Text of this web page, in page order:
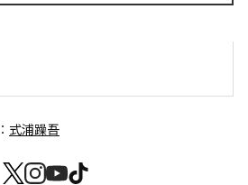
式浦躁吾